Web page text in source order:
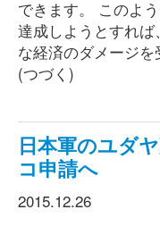
できます。 このよ
達成しようとすれ
な経済のダメージを
(つづく)
日本軍のユダ
コ申請へ
2015.12.26